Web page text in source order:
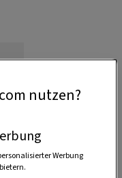
nutzen?
Werbung